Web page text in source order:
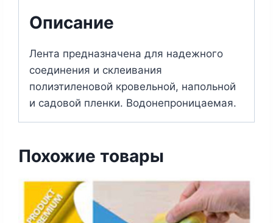
Описание
Лента предназначена для надежного
соединения и склеивания
полиэтиленовой кровельной, напольной
и садовой пленки. Водонепроницаемая.
Похожие товары